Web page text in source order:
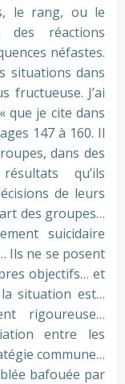
le rang, ou le
réactions
néfastes.
situations dans
fructueuse. J’ai
que je cite dans
147 à 160. Il
dans des
qu’ils
de leurs
des groupes…
suicidaire
Ils ne se posent
objectifs… et
situation est…
rigoureuse…
entre les
commune…
bafouée par